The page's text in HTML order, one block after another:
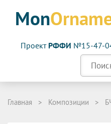
Mon
Проект РФФИ №15-47-
Главная > Композиции >